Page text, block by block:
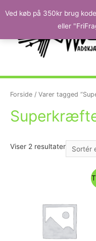
Ved køb på 350kr brug
eller
Forside / Varer tagged
Viser 2 resultater